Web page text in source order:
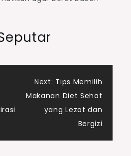
Next: Tips Memilih
Makanan Diet Sehat
yang Lezat dan
Bergizi